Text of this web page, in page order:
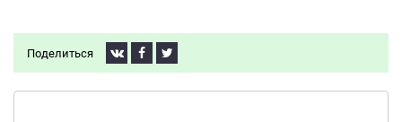
Поделиться